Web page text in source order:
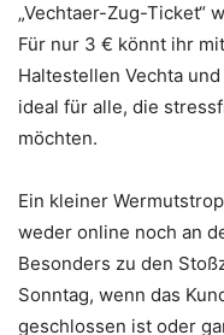
„Vechtaer-Zug-Ticket“
Für nur 3 € könnt ihr
Haltestellen Vechta
ideal für alle, die
möchten.
Ein kleiner
weder online noch an
Besonders zu den
Sonntag, wenn das
geschlossen ist oder